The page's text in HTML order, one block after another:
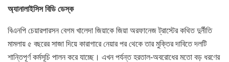
অ্যানালাইসিস বিডি ডেস্ক
বিএনপি চেয়ারপারসন বেগম খালেদা জিয়াকে জিয়া অরফানেজ ট্রাস্টের কথিতদুর্নীতি
মামলায় ৫ বছরের সাজা দিয়ে কারাগারে নেয়ার পর থেকে তার মুক্তির দাবিতে দলটি
শান্তিপূর্ণ কর্মসূচি পালন করে যাচ্ছে। এখন পর্যন্ত হরতাল-অবরোধের মতো বড় ধরণের